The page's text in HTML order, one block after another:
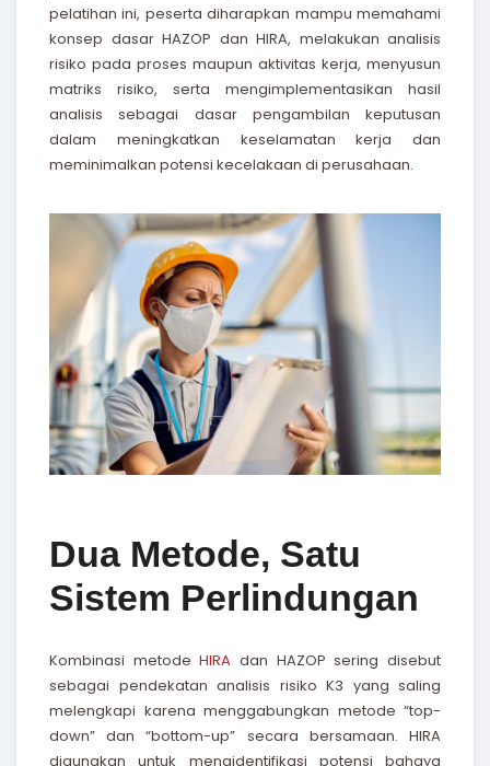
pelatihan ini, peserta diharapkan mampu memahami
konsep dasar HAZOP dan HIRA, melakukan analisis
risiko pada proses maupun aktivitas kerja, menyusun
matriks risiko, serta mengimplementasikan hasil
analisis sebagai dasar pengambilan keputusan
dalam meningkatkan keselamatan kerja dan
meminimalkan potensi kecelakaan di perusahaan.
Dua Metode, Satu
Sistem Perlindungan
Kombinasi metodeHIRA dan HAZOP sering disebut
sebagai pendekatan analisis risiko K3 yang saling
melengkapi karena menggabungkan metode “top-
down” dan “bottom-up” secara bersamaan. HIRA
digunakan untuk mengidentifikasi potensi bahaya